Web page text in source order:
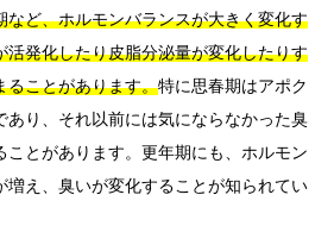
など、ホルモンバランスが大きく変化す
活発化したり皮脂分泌量が変化したりす
ることがあります。特に思春期はアポク
あり、それ以前には気にならなかった臭
ことがあります。更年期にも、ホルモン
増え、臭いが変化することが知られてい